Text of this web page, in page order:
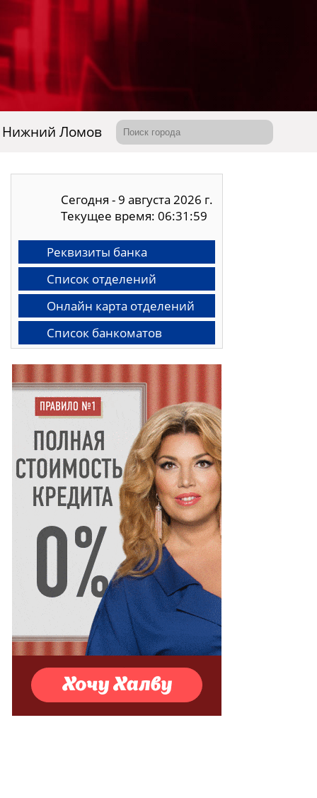
Нижний Ломов
Сегодня - 9 августа 2026 г.
Текущее время: 06:32:00
Реквизиты банка
Список отделений
Онлайн карта отделений
Список банкоматов